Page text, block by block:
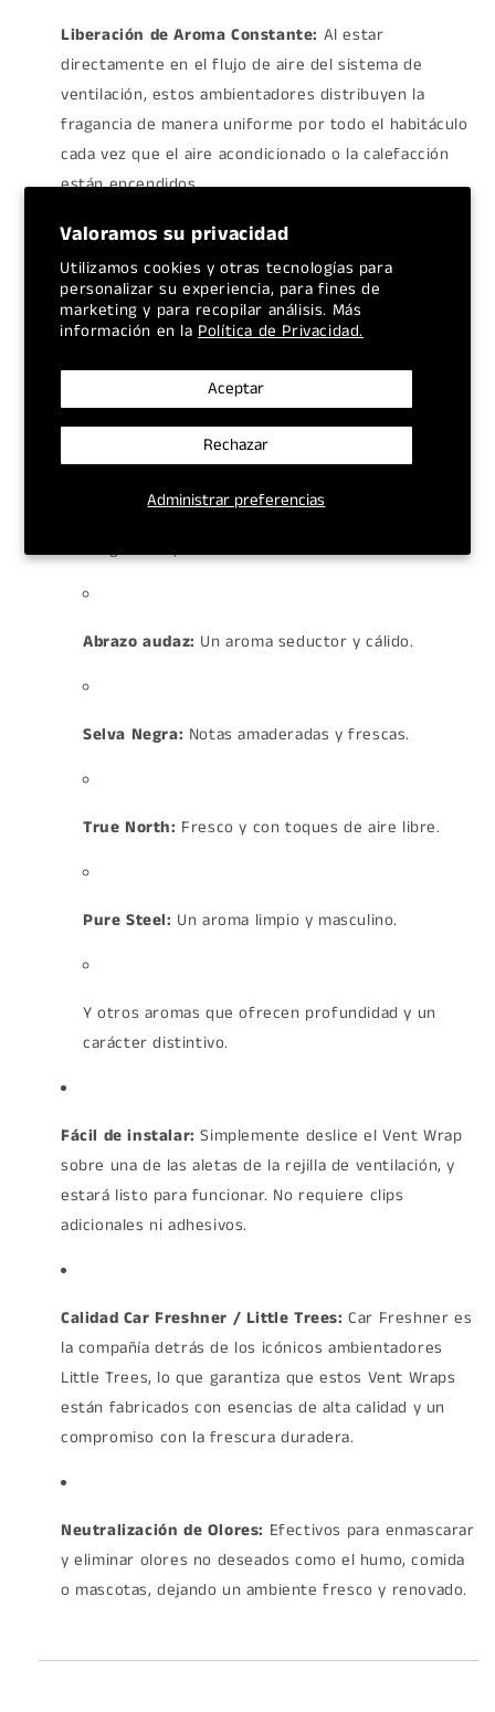
Valoramos su privacidad
Utilizamos cookies y otras tecnologías para
personalizar su experiencia, para fines de
marketing y para recopilar análisis. Más
información en la Política de Privacidad.
Administrar preferencias
Aceptar
Rechazar
Liberación de Aroma Constante: Al estar
directamente en el flujo de aire del sistema de
ventilación, estos ambientadores distribuyen la
fragancia de manera uniforme por todo el habitáculo
cada vez que el aire acondicionado o la calefacción
están encendidos.
Aromas Intensos y Sofisticados (Línea Black):
gama "Black" de Car Freshner (que incluye Little
Trees) a menudo presenta fragancias que van más
allá de los aromas frutales o florales estándar.
Puedes esperar notas como:
Black Ice: Uno de los aromas más icónicos y
Abrazo audaz: Un aroma seductor y cálido.
Selva Negra: Notas amaderadas y frescas.
True North: Fresco y con toques de aire libre.
Pure Steel: Un aroma limpio y masculino.
Y otros aromas que ofrecen profundidad y un
carácter distintivo.
Fácil de instalar: Simplemente deslice el Vent Wrap
sobre una de las aletas de la rejilla de ventilación, y
estará listo para funcionar. No requiere clips
adicionales ni adhesivos.
Calidad Car Freshner / Little Trees: Car Freshner es
la compañía detrás de los icónicos ambientadores
Little Trees, lo que garantiza que estos Vent Wraps
están fabricados con esencias de alta calidad y un
compromiso con la frescura duradera.
Neutralización de Olores: Efectivos para enmascarar
y eliminar olores no deseados como el humo, comida
o mascotas, dejando un ambiente fresco y renovado.